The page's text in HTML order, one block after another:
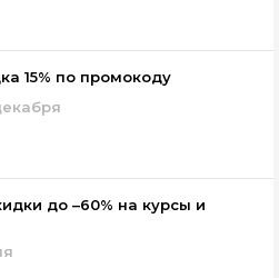
15% по промокоду
до –60% на курсы и